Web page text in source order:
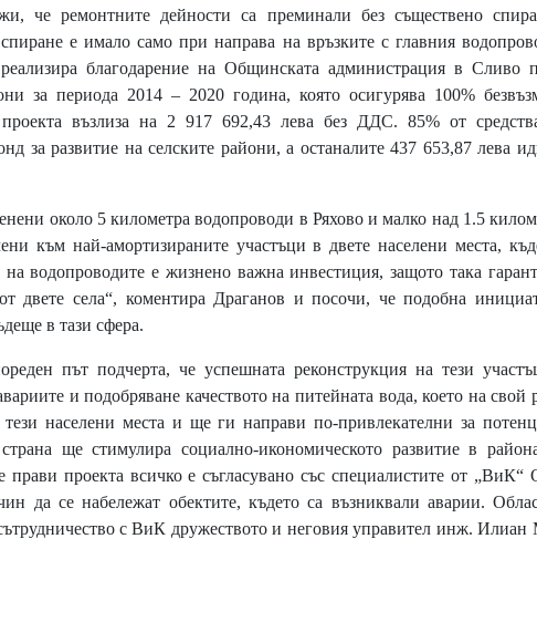
че ремонтните дейности са преминали без съществено
е имало само при направа на връзките с главния
благодарение на Общинската администрация в Сливо
за периода 2014 – 2020 година, която осигурява 100%
възлиза на 2 917 692,43 лева без ДДС. 85% от
за развитие на селските райони, а останалите 437 653,87 лева
около 5 километра водопроводи в Ряхово и малко над 1.5
към най-амортизираните участъци в двете населени места,
водопроводите е жизнено важна инвестиция, защото така
двете села“, коментира Драганов и посочи, че подобна
в тази сфера.
път подчерта, че успешната реконструкция на тези
и подобряване качеството на питейната вода, което на свой
населени места и ще ги направи по-привлекателни за
ще стимулира социално-икономическото развитие в
прави проекта всичко е съгласувано със специалистите от
да се набележат обектите, където са възниквали аварии.
с ВиК дружеството и неговия управител инж. Илиан